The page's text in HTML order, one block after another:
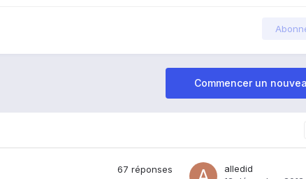
Commencer un
67 réponses
alledid